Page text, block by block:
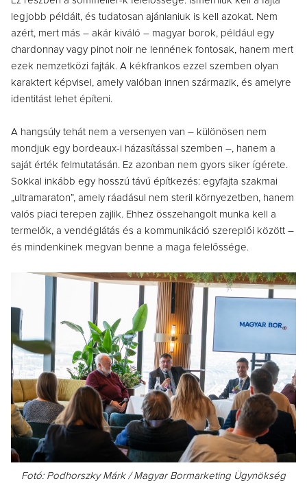
legjobb példáit, és tudatosan ajánlaniuk is kell azokat. Nem
azért, mert más – akár kiváló – magyar borok, például egy
chardonnay vagy pinot noir ne lennének fontosak, hanem mert
ezek nemzetközi fajták. A kékfrankos ezzel szemben olyan
karaktert képvisel, amely valóban innen származik, és amelyre
identitást lehet építeni.
A hangsúly tehát nem a versenyen van – különösen nem
mondjuk egy bordeaux-i házasítással szemben –, hanem a
saját érték felmutatásán. Ez azonban nem gyors siker ígérete.
Sokkal inkább egy hosszú távú építkezés: egyfajta szakmai
„ultramaraton”, amely ráadásul nem steril környezetben, hanem
valós piaci terepen zajlik. Ehhez összehangolt munka kell a
termelők, a vendéglátás és a kommunikáció szereplői között –
és mindenkinek megvan benne a maga felelőssége.
Fotó: Podhorszky Márk / Magyar Bormarketing Ügynökség